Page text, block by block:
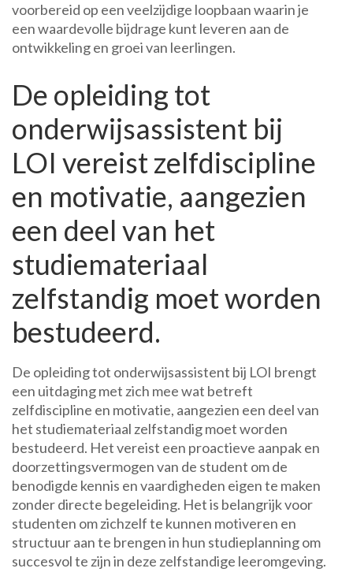
voorbereid op een veelzijdige loopbaan waarin je
een waardevolle bijdrage kunt leveren aan de
ontwikkeling en groei van leerlingen.
De opleiding tot
onderwijsassistent bij
LOI vereist zelfdiscipline
en motivatie, aangezien
een deel van het
studiemateriaal
zelfstandig moet worden
bestudeerd.
De opleiding tot onderwijsassistent bij LOI brengt
een uitdaging met zich mee wat betreft
zelfdiscipline en motivatie, aangezien een deel van
het studiemateriaal zelfstandig moet worden
bestudeerd. Het vereist een proactieve aanpak en
doorzettingsvermogen van de student om de
benodigde kennis en vaardigheden eigen te maken
zonder directe begeleiding. Het is belangrijk voor
studenten om zichzelf te kunnen motiveren en
structuur aan te brengen in hun studieplanning om
succesvol te zijn in deze zelfstandige leeromgeving.